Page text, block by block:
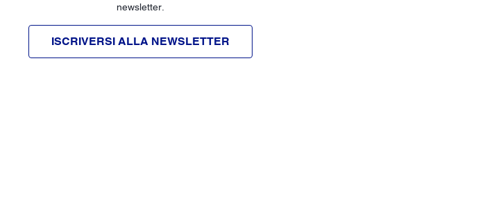
newsletter.
ISCRIVERSI ALLA NEWSLETTER